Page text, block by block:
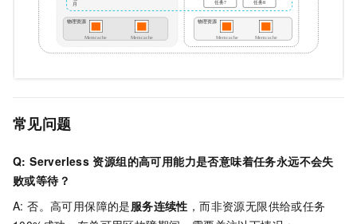
常见问题
Q: Serverless 资源组的高可用能力是否意味着任务永远不会失
败或等待？
A: 否。高可用保障的是服务连续性 ，而非资源无限供给或任务